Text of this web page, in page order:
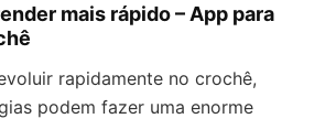
mais rápido – App para
rapidamente no crochê,
podem fazer uma enorme